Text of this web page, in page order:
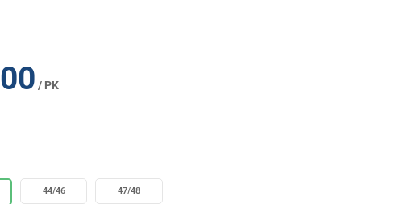
/ PK
44/46 47/48